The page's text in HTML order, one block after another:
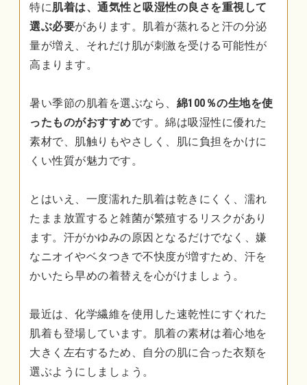
特に肌着は、通気性と吸湿性の良さを重視して
選ぶ必要があります。肌着が蒸れると汗の分泌
量が増え、それだけ肌が刺激を受ける可能性が
高まります。
暑い季節の肌着を選ぶなら、 綿100％の生地を使
ったものがおすすめです。綿は吸湿性に優れた
素材で、肌触りもやさしく、肌に負担をかけに
くい性質が魅力です。
とはいえ、一度濡れた肌着は乾きにくく、濡れ
たまま放置すると雑菌が繁殖するリスクがあり
ます。汗がかゆみの原因となるだけでなく、嫌
なニオイやベタつきで不快度が増すため、汗を
かいたら早めの着替えを心がけましょう。
最近は、化学繊維を使用した速乾性にすぐれた
肌着も登場しています。肌着の素材は着心地を
大きく左右するため、自分の肌に合った衣類を
選ぶようにしましょう。